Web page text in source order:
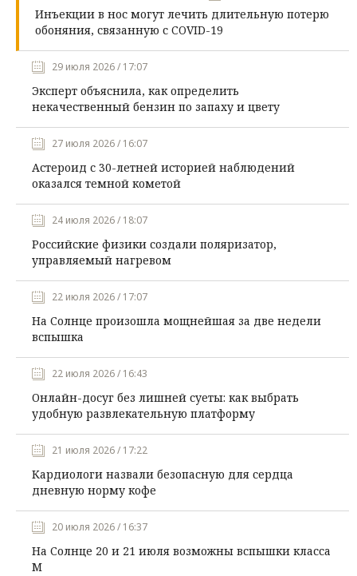
Инъекции в нос могут лечить длительную потерю
обоняния, связанную с COVID-19
29 июля 2026 / 17:07
Эксперт объяснила, как определить
некачественный бензин по запаху и цвету
27 июля 2026 / 16:07
Астероид с 30-летней историей наблюдений
оказался темной кометой
24 июля 2026 / 18:07
Российские физики создали поляризатор,
управляемый нагревом
22 июля 2026 / 17:07
На Солнце произошла мощнейшая за две недели
вспышка
22 июля 2026 / 16:43
Онлайн-досуг без лишней суеты: как выбрать
удобную развлекательную платформу
21 июля 2026 / 17:22
Кардиологи назвали безопасную для сердца
дневную норму кофе
20 июля 2026 / 16:37
На Солнце 20 и 21 июля возможны вспышки класса
М